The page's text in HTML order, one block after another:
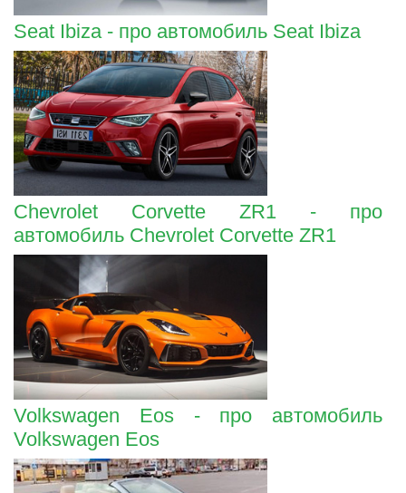
Seat Ibiza - про автомобиль Seat Ibiza
Chevrolet Corvette ZR1 - про
автомобиль Chevrolet Corvette ZR1
Volkswagen Eos - про автомобиль
Volkswagen Eos